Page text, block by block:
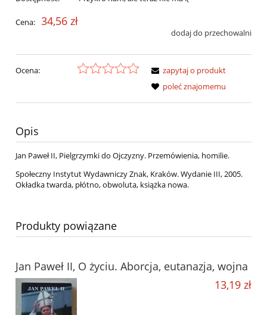
Cena: 34,56 zł
dodaj do przechowalni
Ocena:
zapytaj o produkt
poleć znajomemu
Opis
Jan Paweł II, Pielgrzymki do Ojczyzny. Przemówienia, homilie.
Społeczny Instytut Wydawniczy Znak, Kraków. Wydanie III, 2005.
Okładka twarda, płótno, obwoluta, książka nowa.
Produkty powiązane
Jan Paweł II, O życiu. Aborcja, eutanazja, wojna
13,19 zł